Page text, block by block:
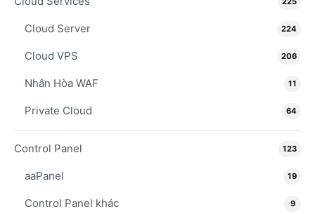
Cloud Server 224
Cloud VPS 206
Nhân Hòa WAF 11
Private Cloud 64
Control Panel 123
aaPanel 19
Control Panel khác 9